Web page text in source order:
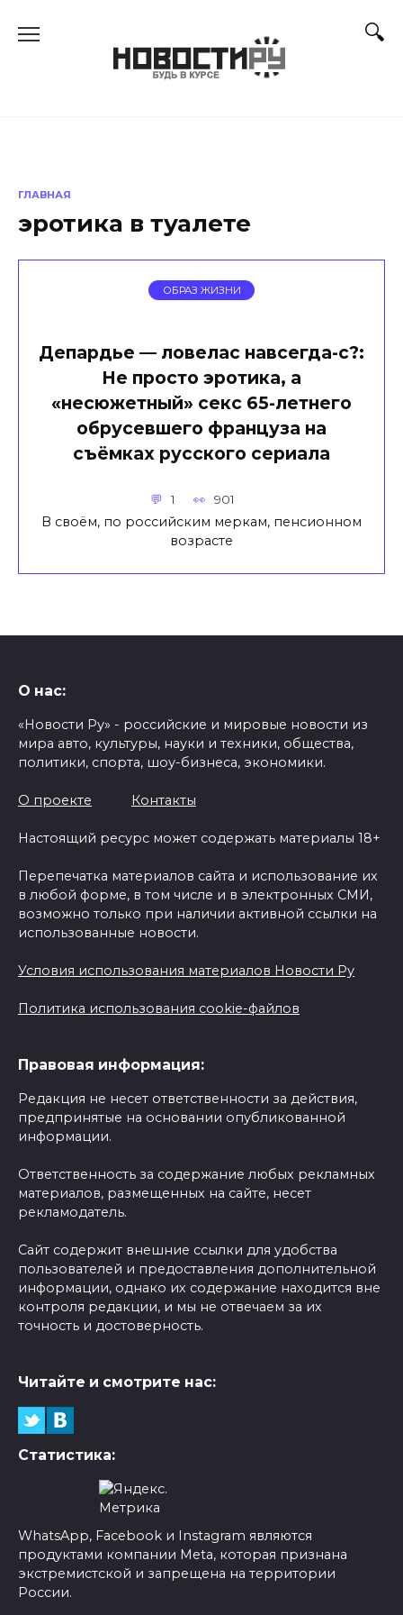
ГЛАВНАЯ
эротика в туалете
ОБРАЗ ЖИЗНИ
Депардье — ловелас навсегда-с?:
Не просто эротика, а
«несюжетный» секс 65-летнего
обрусевшего француза на
съёмках русского сериала
1 901
В своём, по российским меркам, пенсионном
возрасте
О нас:
«Новости Ру» - российские и мировые новости из
мира авто, культуры, науки и техники, общества,
политики, спорта, шоу-бизнеса, экономики.
О проекте Контакты
Настоящий ресурс может содержать материалы 18+
Перепечатка материалов сайта и использование их
в любой форме, в том числе и в электронных СМИ,
возможно только при наличии активной ссылки на
использованные новости.
Условия использования материалов Новости Ру
Политика использования cookie-файлов
Правовая информация:
Редакция не несет ответственности за действия,
предпринятые на основании опубликованной
информации.
Ответственность за содержание любых рекламных
материалов, размещенных на сайте, несет
рекламодатель.
Сайт содержит внешние ссылки для удобства
пользователей и предоставления дополнительной
информации, однако их содержание находится вне
контроля редакции, и мы не отвечаем за их
точность и достоверность.
Читайте и смотрите нас:
Статистика:
WhatsApp, Facebook и Instagram являются
продуктами компании Meta, которая признана
экстремистской и запрещена на территории
России.